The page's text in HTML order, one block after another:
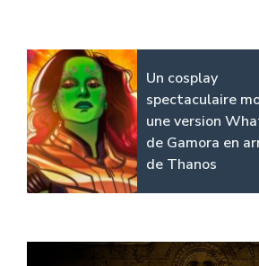
Un cosplay
spectaculaire
une version
de Gamora en
de Thanos